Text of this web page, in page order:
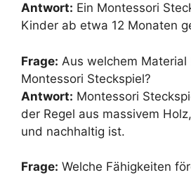
Antwort: Ein Montessori
Kinder ab etwa 12 Monaten
Frage: Aus welchem
Montessori Steckspiel?
Antwort: Montessori
der Regel aus massivem
und nachhaltig ist.
Frage: Welche Fähigkeiten